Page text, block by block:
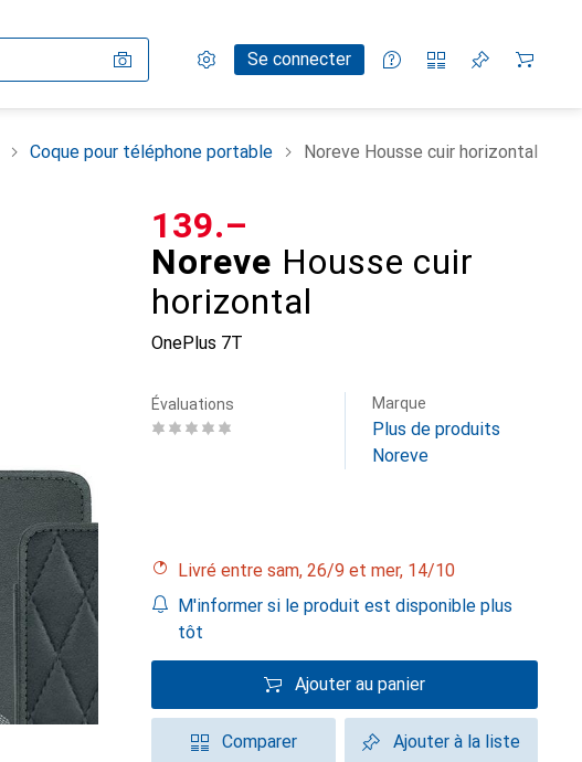
Paramètres
Compte clientSe connecter
Listes de comparaison
Listes d'envies
Panier
Coque pour téléphone portable Noreve Housse cuir horizontal
Noreve Housse cuir
horizontal
OnePlus 7T
CHF
139.–
Évaluations Marque
Plus de produits
Noreve
Livré entre sam, 26/9 et mer, 14/10
M'informer si le produit est disponible plus
tôt
Ajouter au panier
Comparer Ajouter à la liste